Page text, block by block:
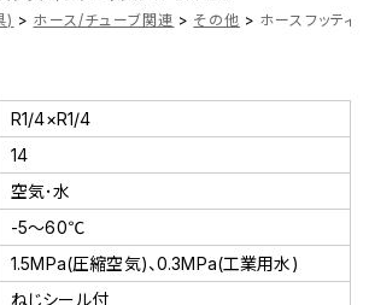
) > ホース/チューブ関連 > その他 > ホースフッテ
R1/4×R1/4
14
空気･水
-5～60℃
1.5MPa(圧縮空気)、0.3MPa(工業用水)
ねじシール付